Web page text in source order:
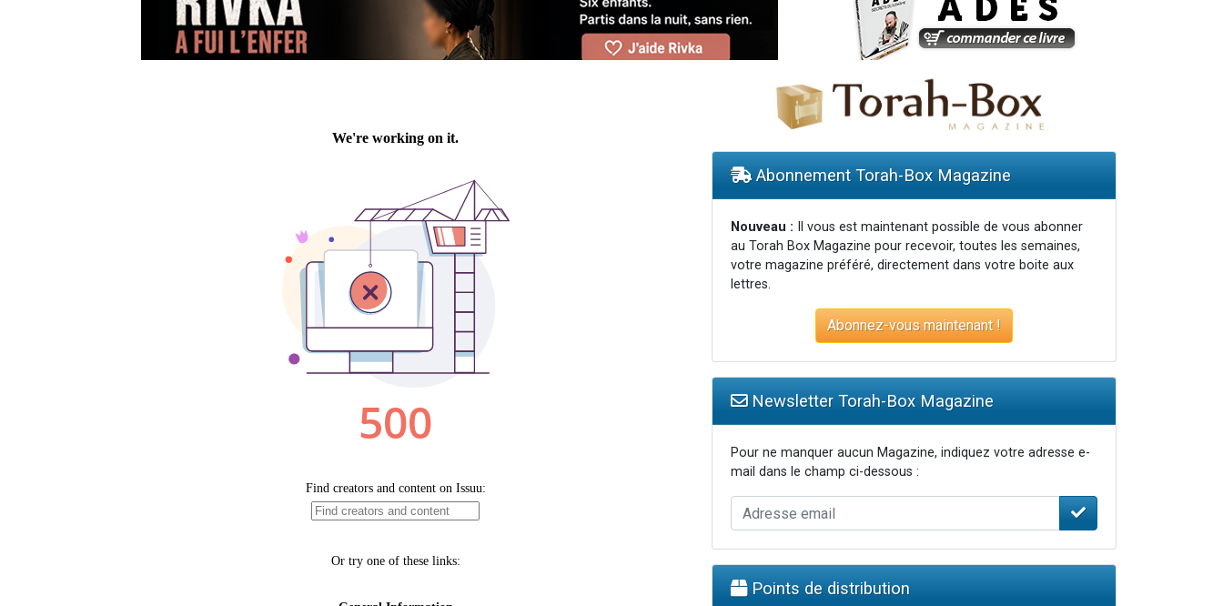
Odaya vient de donner son Maasser
13 personnes viennent de demander une bénédiction
2 personnes viennent de nous rejoindre sur WhatsApp
12 nouvelles musiques dans Torah-Box Music
2 personnes viennent de nous rejoindre sur WhatsApp
2 personnes viennent de nous rejoindre sur WhatsApp
6 personnes viennent de nous rejoindre sur WhatsApp
Abonnement Torah-Box Magazine
Nouveau : Il vous est maintenant possible de vous abonner
au Torah Box Magazine pour recevoir, toutes les semaines,
votre magazine préféré, directement dans votre boite aux
lettres.
Abonnez-vous maintenant !
Newsletter Torah-Box Magazine
Pour ne manquer aucun Magazine, indiquez votre adresse e-
mail dans le champ ci-dessous :
Points de distribution